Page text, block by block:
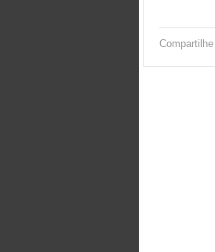
Compartilhe